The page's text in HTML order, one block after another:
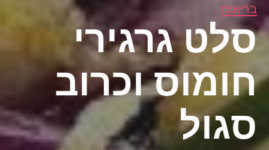
בריאות
סלט גרגירי
חומוס וכרוב
סגול